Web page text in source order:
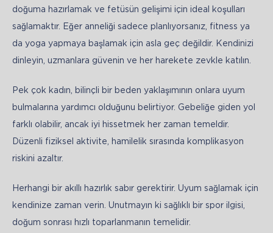
doğuma hazırlamak ve fetüsün gelişimi için ideal koşulları
sağlamaktır. Eğer anneliği sadece planlıyorsanız, fitness ya
da yoga yapmaya başlamak için asla geç değildir. Kendinizi
dinleyin, uzmanlara güvenin ve her harekete zevkle katılın.
Pek çok kadın, bilinçli bir beden yaklaşımının onlara uyum
bulmalarına yardımcı olduğunu belirtiyor. Gebeliğe giden yol
farklı olabilir, ancak iyi hissetmek her zaman temeldir.
Düzenli fiziksel aktivite, hamilelik sırasında komplikasyon
riskini azaltır.
Herhangi bir akıllı hazırlık sabır gerektirir. Uyum sağlamak için
kendinize zaman verin. Unutmayın ki sağlıklı bir spor ilgisi,
doğum sonrası hızlı toparlanmanın temelidir.